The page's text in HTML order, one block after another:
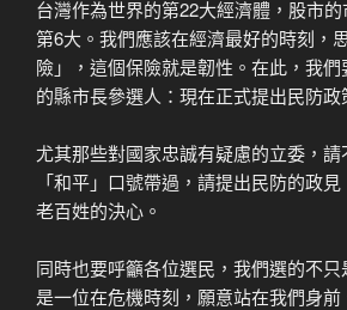
台灣作為世界的第22大經濟體，股市
第6大。我們應該在經濟最好的時刻，
險」，這個保險就是韌性。在此，我
的縣市長參選人：現在正式提出民防政
尤其那些對國家忠誠有疑慮的立委，
「和平」口號帶過，請提出民防的政
老百姓的決心。
同時也要呼籲各位選民，我們選的不
是一位在危機時刻，願意站在我們身